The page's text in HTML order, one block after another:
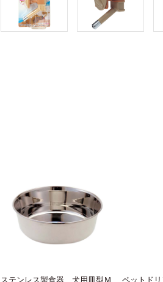
ステンレス製食器 犬用皿型Ｍ ペットド